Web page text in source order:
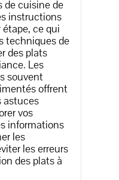
de cuisine de
instructions
ce qui
techniques de
des plats
Les
souvent
offrent
astuces
vos
informations
les
les erreurs
des plats à